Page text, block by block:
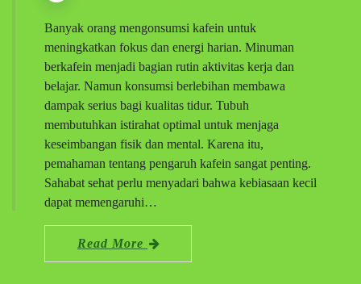
Banyak orang mengonsumsi kafein untuk
meningkatkan fokus dan energi harian. Minuman
berkafein menjadi bagian rutin aktivitas kerja dan
belajar. Namun konsumsi berlebihan membawa
dampak serius bagi kualitas tidur. Tubuh
membutuhkan istirahat optimal untuk menjaga
keseimbangan fisik dan mental. Karena itu,
pemahaman tentang pengaruh kafein sangat penting.
Sahabat sehat perlu menyadari bahwa kebiasaan kecil
dapat memengaruhi…
Read More